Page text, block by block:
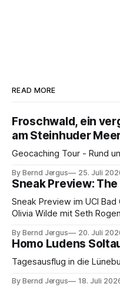
READ MORE
Froschwald, ein
am Steinhuder
Geocaching Tour - Rund
By Bernd Jergus 25. Juli
Sneak Preview:
Sneak Preview im UCI
Olivia Wilde mit Seth
By Bernd Jergus 20. Juli
Homo Ludens
Tagesausflug in die
By Bernd Jergus 18. Juli